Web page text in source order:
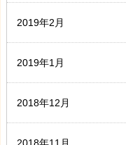
2019年2月
2019年1月
2018年12月